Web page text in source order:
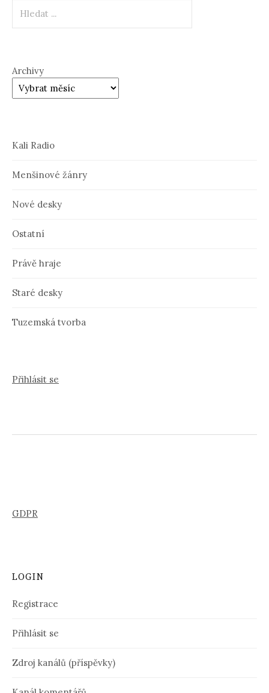
Archivy
Kali Radio
Menšinové žánry
Nové desky
Ostatní
Právě hraje
Staré desky
Tuzemská tvorba
Přihlásit se
GDPR
LOGIN
Registrace
Přihlásit se
Zdroj kanálů (příspěvky)